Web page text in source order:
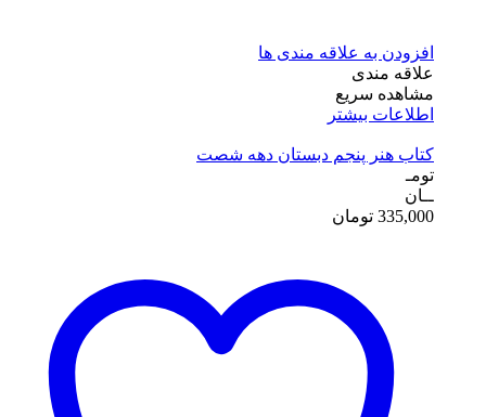
افزودن به علاقه مندی ها
علاقه مندی
مشاهده سریع
اطلاعات بیشتر
کتاب هنر پنجم دبستان دهه شصت
تومـ
ــان
335,000 تومان